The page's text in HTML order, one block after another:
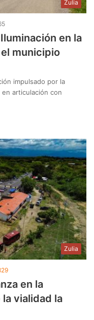
Zulia
en la
municipio
impulsado por la
en articulación con
Zulia
en la
vialidad la